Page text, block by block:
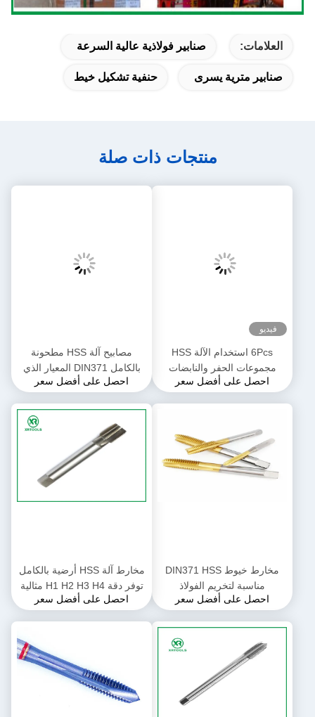
العلامات: صنابير فولاذية عالية السرعة
صنابير مترية يسرى حنفية تشكيل خيط
منتجات ذات صلة
فيديو
6Pcs استخدام الآلة HSS
مجموعات الحفر والنابضات
المختلطة
احصل على أفضل سعر
مصابيح آلة HSS مطحونة
بالكامل DIN371 المعيار الذي
يحتوي على نطاق 0.5 إلى 1.25
للصناعة
احصل على أفضل سعر
مخارط خيوط DIN371 HSS
مناسبة لتخريم الفولاذ
والألومنيوم والمعادن الأخرى في
احصل على أفضل سعر
مخارط آلة HSS أرضية بالكامل
توفر دقة H1 H2 H3 H4 مثالية
لتطبيقات قطع الخيوط الصناعية
احصل على أفضل سعر